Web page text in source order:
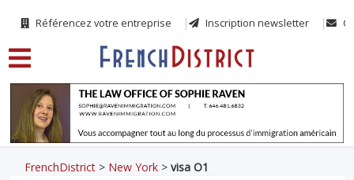
Référencez votre entreprise Inscription newsletter
FrenchDistrict > New York >visa O1